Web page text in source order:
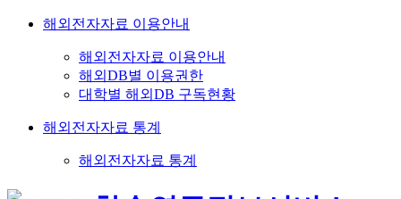
해외전자자료 이용안내
해외전자자료 이용안내
해외DB별 이용권한
대학별 해외DB 구독현황
해외전자자료 통계
해외전자자료 통계